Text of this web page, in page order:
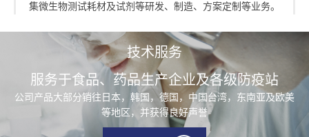
集微生物测试耗材及试剂等研发、制造、方案定制等业务。
技术服务
服务于食品、药品生产企业及各级防疫站
公司产品大部分销往日本，韩国，德国，中国台湾，东南亚及欧美
等地区，并获得良好声誉